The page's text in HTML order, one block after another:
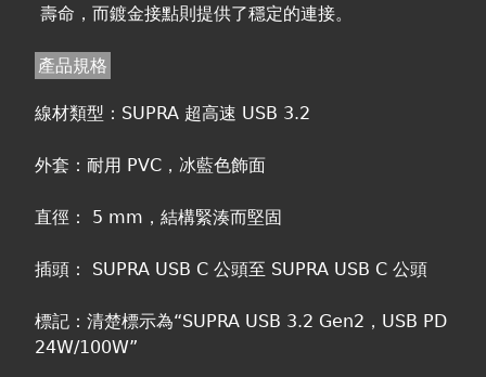
壽命，而鍍金接點則提供了穩定的連接。
產品規格
線材類型：SUPRA 超高速 USB 3.2
外套：耐用 PVC，冰藍色飾面
直徑： 5 mm，結構緊湊而堅固
插頭： SUPRA USB C 公頭至 SUPRA USB C 公頭
標記：清楚標示為“SUPRA USB 3.2 Gen2，USB PD
24W/100W”